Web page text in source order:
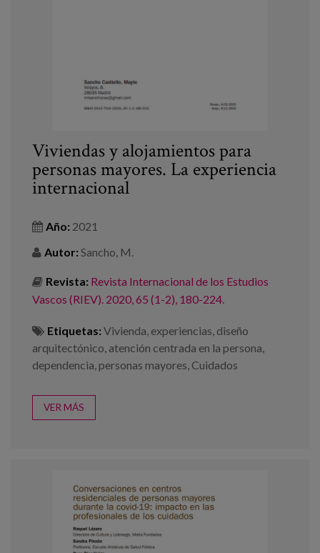
Viviendas y alojamientos para
personas mayores. La experiencia
internacional
Año: 2021
Autor: Sancho, M.
Revista: Revista Internacional de los Estudios
Vascos (RIEV). 2020, 65 (1-2), 180-224.
Etiquetas: Vivienda, experiencias, diseño
arquitectónico, atención centrada en la persona,
dependencia,personas mayores, Cuidados
VER MÁS